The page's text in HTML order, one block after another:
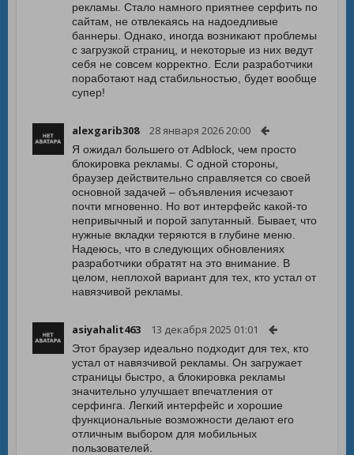
рекламы. Стало намного приятнее серфить по
сайтам, не отвлекаясь на надоедливые
баннеры. Однако, иногда возникают проблемы
с загрузкой страниц, и некоторые из них ведут
себя не совсем корректно. Если разработчики
поработают над стабильностью, будет вообще
супер!
alexgarib308 28 января 2026 20:00
Я ожидал большего от Adblock, чем просто
блокировка рекламы. С одной стороны,
браузер действительно справляется со своей
основной задачей – объявления исчезают
почти мгновенно. Но вот интерфейс какой-то
непривычный и порой запутанный. Бывает, что
нужные вкладки теряются в глубине меню.
Надеюсь, что в следующих обновлениях
разработчики обратят на это внимание. В
целом, неплохой вариант для тех, кто устал от
навязчивой рекламы.
asiyahalit463 13 декабря 2025 01:01
Этот браузер идеально подходит для тех, кто
устал от навязчивой рекламы. Он загружает
страницы быстро, а блокировка рекламы
значительно улучшает впечатления от
серфинга. Легкий интерфейс и хорошие
функциональные возможности делают его
отличным выбором для мобильных
пользователей.